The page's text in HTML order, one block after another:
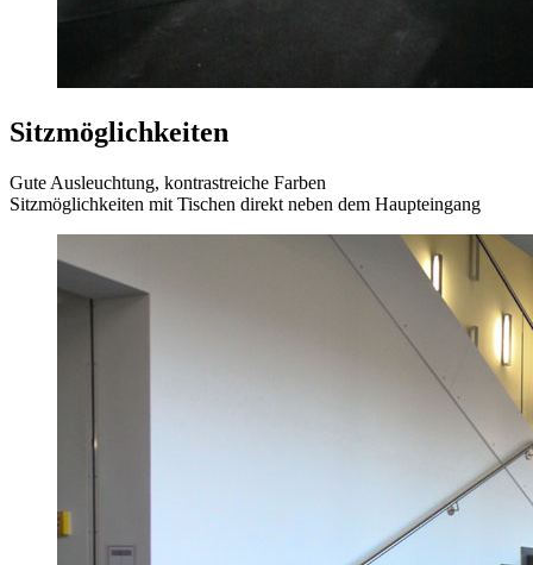
Sitzmöglichkeiten
Gute Ausleuchtung, kontrastreiche Farben
Sitzmöglichkeiten mit Tischen direkt neben dem Haupteingang